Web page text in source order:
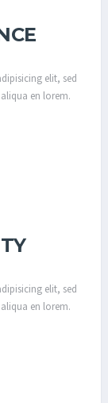
elit, sed
en lorem.
elit, sed
en lorem.